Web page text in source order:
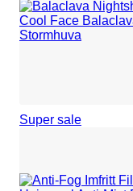
Super sale